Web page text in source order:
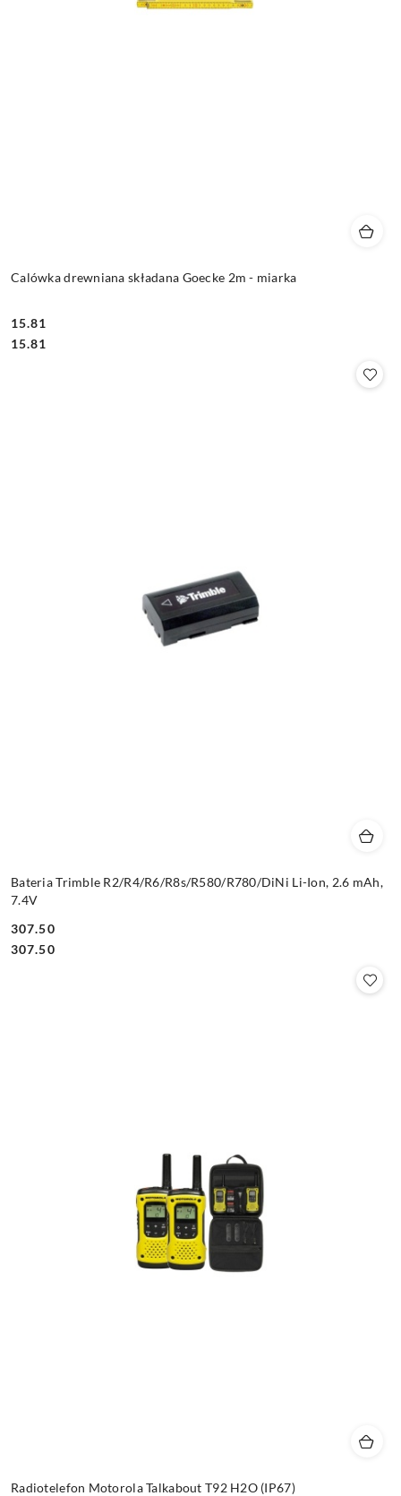
Calówka drewniana składana Goecke 2m - miarka
Cena:
15.81
Cena:
15.81
Bateria Trimble R2/R4/R6/R8s/R580/R780/DiNi Li-Ion, 2.6 mAh,
7.4V
Cena:
307.50
Cena:
307.50
Radiotelefon Motorola Talkabout T92 H2O (IP67)